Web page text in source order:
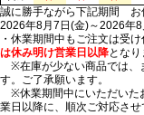
誠に勝手ながら下記期間 お
2026年8月7日(金)～2026年
・休業期間中もご注文は受
は休み明け営業日以降となり
※在庫が少ない商品では、
す。ご了承願います。
※休業期間中にいただいた
業日以降に、順次ご対応させ